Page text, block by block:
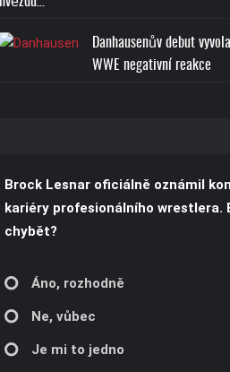
Danhausenův debut
WWE negativní reakce
Brock Lesnar oficiálně oznámil
kariéry profesionálního wrestlera.
chybět?
Áno, rozhodně
Ne, vůbec
Je mi to jedno